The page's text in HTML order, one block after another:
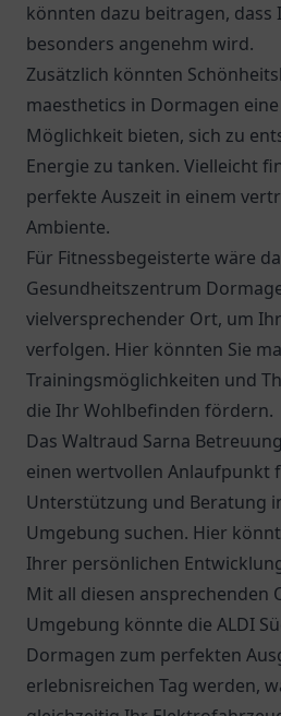
könnten dazu beitragen, dass
besonders angenehm wird.
Zusätzlich könnten
maesthetics in Dormagen
Möglichkeit bieten, sich zu
Energie zu tanken. Vielleicht
perfekte Auszeit in einem
Ambiente.
Für Fitnessbegeisterte wäre
Gesundheitszentrum
vielversprechender Ort, um
verfolgen. Hier könnten Sie
Trainingsmöglichkeiten und
die Ihr Wohlbefinden fördern.
Das Waltraud Sarna
einen wertvollen Anlaufpunkt
Unterstützung und Beratung
Umgebung suchen. Hier
Ihrer persönlichen
Mit all diesen ansprechenden
Umgebung könnte die ALDI
Dormagen zum perfekten
erlebnisreichen Tag werden,